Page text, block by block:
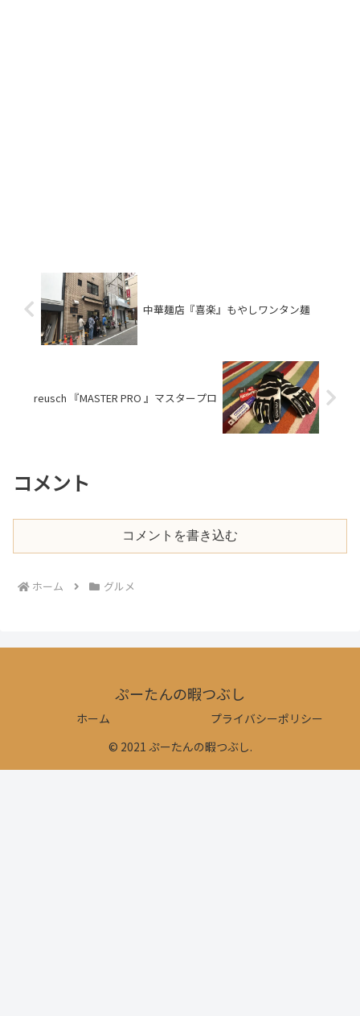
中華麺店『喜楽』もやしワンタン麺
reusch 『MASTER PRO 』マスタープロ
コメント
コメントを書き込む
ホーム グルメ
ぷーたんの暇つぶし
ホーム
プライバシーポリシー
© 2021 ぷーたんの暇つぶし.